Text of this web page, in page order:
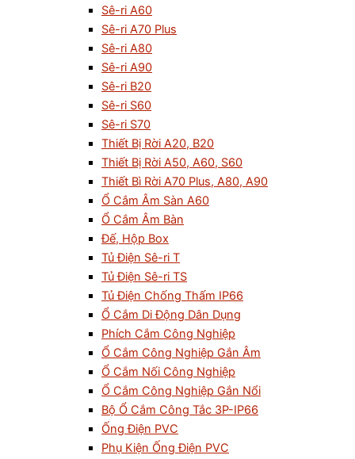
Sê-ri A60
Sê-ri A70 Plus
Sê-ri A80
Sê-ri A90
Sê-ri B20
Sê-ri S60
Sê-ri S70
Thiết Bị Rời A20, B20
Thiết Bị Rời A50, A60, S60
Thiết Bì Rời A70 Plus, A80, A90
Ổ Cắm Âm Sàn A60
Ổ Cắm Âm Bàn
Đế, Hộp Box
Tủ Điện Sê-ri T
Tủ Điện Sê-ri TS
Tủ Điện Chống Thấm IP66
Ổ Cắm Di Động Dân Dụng
Phích Cắm Công Nghiệp
Ổ Cắm Công Nghiệp Gắn Âm
Ổ Cắm Nối Công Nghiệp
Ổ Cắm Công Nghiệp Gắn Nổi
Bộ Ổ Cắm Công Tắc 3P-IP66
Ống Điện PVC
Phụ Kiện Ống Điện PVC